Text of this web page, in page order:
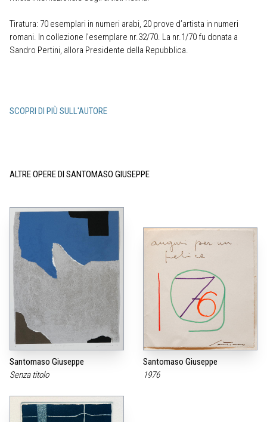
Tiratura: 70 esemplari in numeri arabi, 20 prove d’artista in numeri
romani. In collezione l’esemplare nr.32/70. La nr.1/70 fu donata a
Sandro Pertini, allora Presidente della Repubblica.
SCOPRI DI PIÙ SULL'AUTORE
ALTRE OPERE DI SANTOMASO GIUSEPPE
Santomaso Giuseppe
Senza titolo
Santomaso Giuseppe
1976